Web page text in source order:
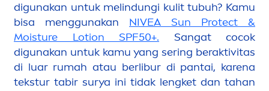
digunakan untuk melindungi kulit tubuh? Kamu
bisa menggunakan NIVEA Sun Protect &
Moisture Lotion SPF50+. Sangat cocok
digunakan untuk kamu yang sering beraktivitas
di luar rumah atau berlibur di pantai, karena
tekstur tabir surya ini tidak lengket dan tahan